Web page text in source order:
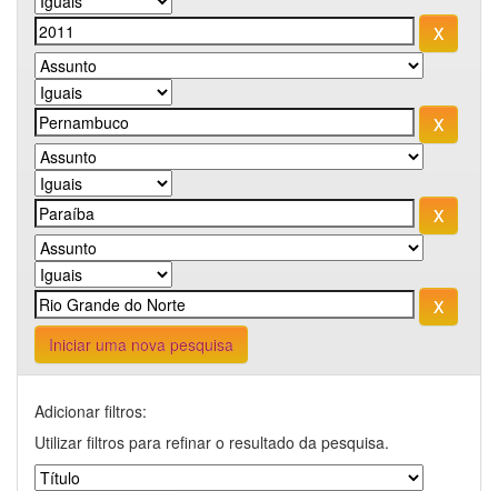
Iniciar uma nova pesquisa
Adicionar filtros:
Utilizar filtros para refinar o resultado da pesquisa.